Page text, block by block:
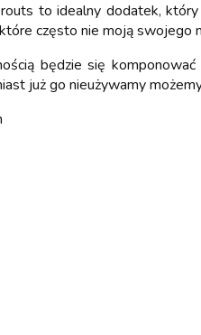
to idealny dodatek,
często nie moją swojego
będzie się
już go nieużywamy